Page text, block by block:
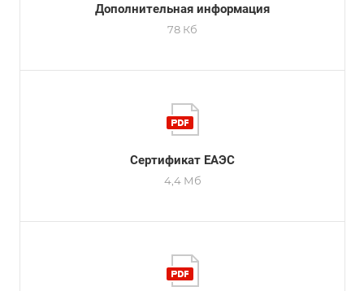
Дополнительная информация
78 Кб
Сертификат ЕАЭС
4,4 Мб